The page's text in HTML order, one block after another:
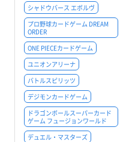
シャドウバース エボルヴ
プロ野球カードゲーム DREAM
ORDER
ONE PIECEカードゲーム
ユニオンアリーナ
バトルスピリッツ
デジモンカードゲーム
ドラゴンボールスーパーカード
ゲーム フュージョンワールド
デュエル・マスターズ